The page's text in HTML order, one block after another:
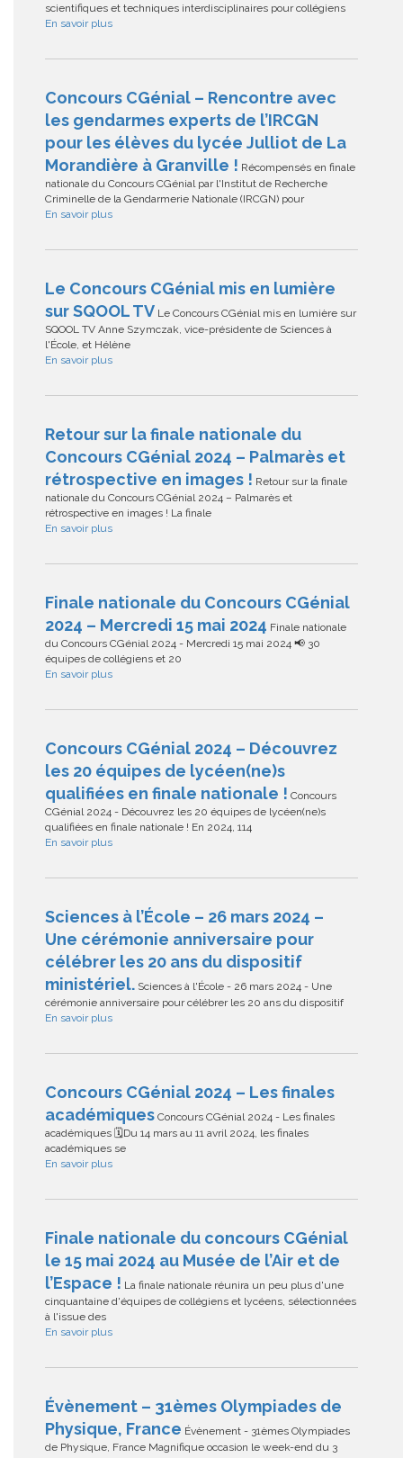
scientifiques et techniques interdisciplinaires pour collégiens
En savoir plus
Concours CGénial – Rencontre avec
les gendarmes experts de l’IRCGN
pour les élèves du lycée Julliot de La
Morandière à Granville ! Récompensés en finale
nationale du Concours CGénial par l'Institut de Recherche
Criminelle de la Gendarmerie Nationale (IRCGN) pour
En savoir plus
Le Concours CGénial mis en lumière
sur SQOOL TV Le Concours CGénial mis en lumière sur
SQOOL TV Anne Szymczak, vice-présidente de Sciences à
l'École, et Hélène
En savoir plus
Retour sur la finale nationale du
Concours CGénial 2024 – Palmarès et
rétrospective en images ! Retour sur la finale
nationale du Concours CGénial 2024 – Palmarès et
rétrospective en images ! La finale
En savoir plus
Finale nationale du Concours CGénial
2024 – Mercredi 15 mai 2024 Finale nationale
du Concours CGénial 2024 - Mercredi 15 mai 2024 📢 30
équipes de collégiens et 20
En savoir plus
Concours CGénial 2024 – Découvrez
les 20 équipes de lycéen(ne)s
qualifiées en finale nationale ! Concours
CGénial 2024 - Découvrez les 20 équipes de lycéen(ne)s
qualifiées en finale nationale ! En 2024, 114
En savoir plus
Sciences à l’École – 26 mars 2024 –
Une cérémonie anniversaire pour
célébrer les 20 ans du dispositif
ministériel. Sciences à l'École - 26 mars 2024 - Une
cérémonie anniversaire pour célébrer les 20 ans du dispositif
En savoir plus
Concours CGénial 2024 – Les finales
académiques Concours CGénial 2024 - Les finales
académiques 🗓Du 14 mars au 11 avril 2024, les finales
académiques se
En savoir plus
Finale nationale du concours CGénial
le 15 mai 2024 au Musée de l’Air et de
l’Espace ! La finale nationale réunira un peu plus d'une
cinquantaine d'équipes de collégiens et lycéens, sélectionnées
à l'issue des
En savoir plus
Évènement – 31èmes Olympiades de
Physique, France Évènement - 31èmes Olympiades
de Physique, France Magnifique occasion le week-end du 3